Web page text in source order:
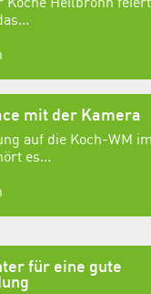
mit der Kamera
auf die Koch-WM im
es...
für eine gute